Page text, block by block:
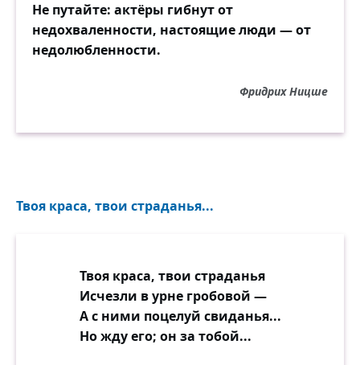
Не путайте: актёры гибнут от
недохваленности, настоящие люди — от
недолюбленности.
Фридрих Ницше
Твоя краса, твои страданья...
Твоя краса, твои страданья
Исчезли в урне гробовой —
А с ними поцелуй свиданья...
Но жду его; он за тобой...